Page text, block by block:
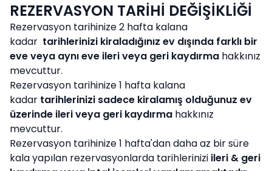
REZERVASYON TARİHİ DEĞİŞİKLİĞİ
Rezervasyon tarihinize 2 hafta kalana
kadar tarihlerinizi kiraladığınız ev dışında farklı bir
eve veya aynı eve ileri veya geri kaydırma hakkınız
mevcuttur.
Rezervasyon tarihinize 1 hafta kalana
kadar tarihlerinizi sadece kiralamış olduğunuz ev
üzerinde ileri veya geri kaydırma hakkınız
mevcuttur.
Rezervasyon tarihinize 1 hafta'dan daha az bir süre
kala yapılan rezervasyonlarda tarihlerinizi ileri & geri